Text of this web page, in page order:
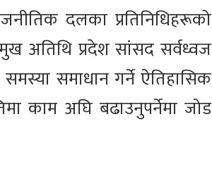
दलका प्रतिनिधिहरूको
अतिथि प्रदेश सांसद सर्वध्वज
समाधान गर्ने ऐतिहासिक
काम अघि बढाउनुपर्नेमा जोड